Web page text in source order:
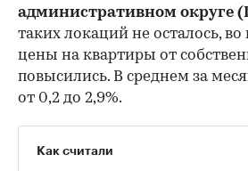
административном округе
таких локаций не осталось, во
цены на квартиры от
повысились. В среднем за
от 0,2 до 2,9%.
Как считали